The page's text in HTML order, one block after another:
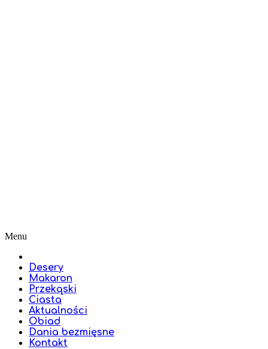
Menu
Desery
Makaron
Przekąski
Ciasta
Aktualności
Obiad
Dania bezmięsne
Kontakt